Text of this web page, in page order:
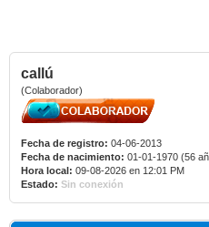
callú
(Colaborador)
Fecha de registro: 04-06-2013
Fecha de nacimiento: 01-01-1970 (56
Hora local: 09-08-2026 en 12:01 PM
Estado: Sin conexión